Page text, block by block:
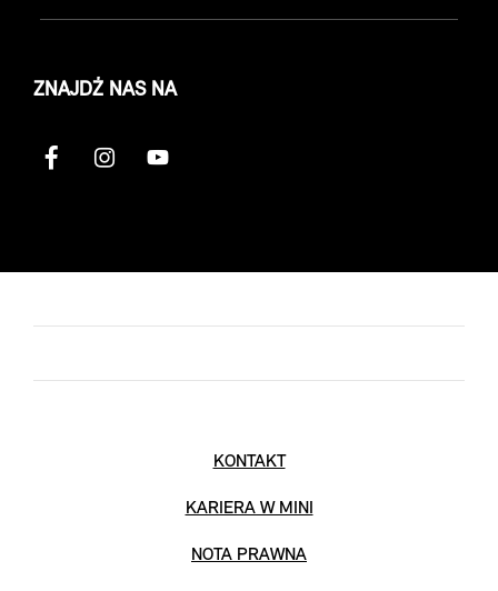
ZNAJDŹ NAS NA
KONTAKT
KARIERA W MINI
NOTA PRAWNA